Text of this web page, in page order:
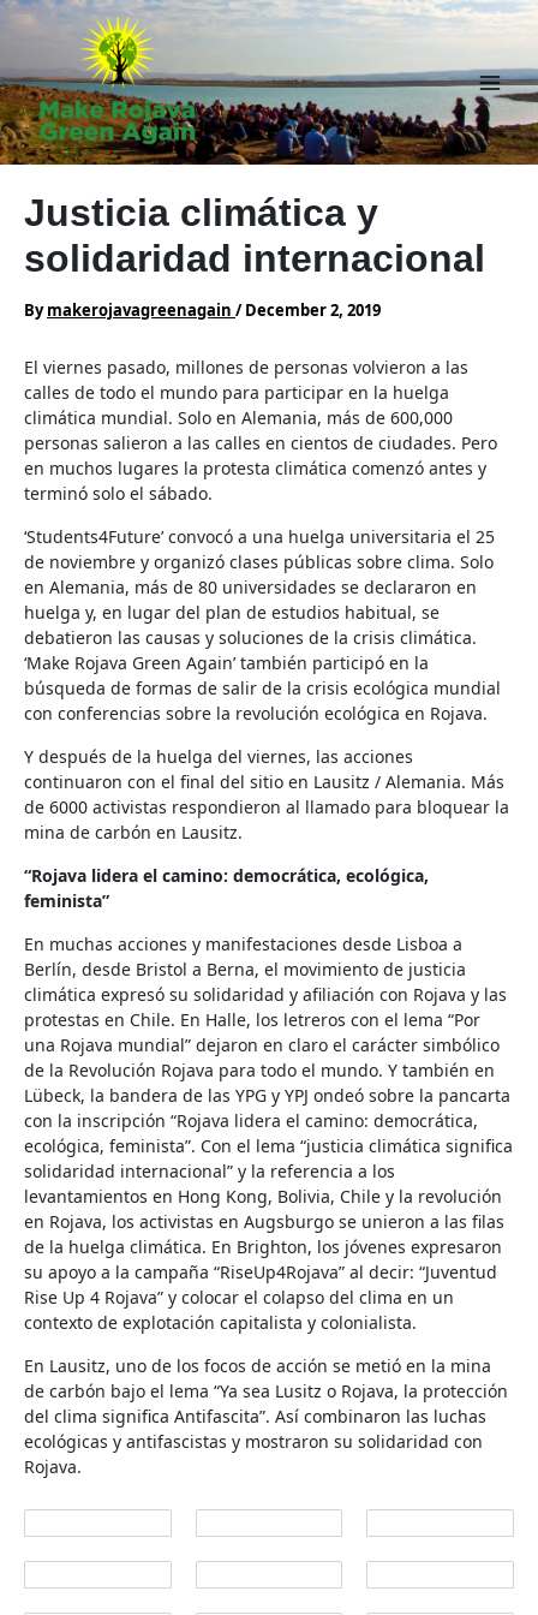
Skip
Main
Justicia climática y
solidaridad internacional
Bymakerojavagreenagain /December 2, 2019
El viernes pasado, millones de personas volvieron a las
calles de todo el mundo para participar en la huelga
climática mundial. Solo en Alemania, más de 600,000
personas salieron a las calles en cientos de ciudades. Pero
en muchos lugares la protesta climática comenzó antes y
terminó solo el sábado.
‘Students4Future’ convocó a una huelga universitaria el 25
de noviembre y organizó clases públicas sobre clima. Solo
en Alemania, más de 80 universidades se declararon en
huelga y, en lugar del plan de estudios habitual, se
debatieron las causas y soluciones de la crisis climática.
‘Make Rojava Green Again’ también participó en la
búsqueda de formas de salir de la crisis ecológica mundial
con conferencias sobre la revolución ecológica en Rojava.
Y después de la huelga del viernes, las acciones
continuaron con el final del sitio en Lausitz / Alemania. Más
de 6000 activistas respondieron al llamado para bloquear la
mina de carbón en Lausitz.
“Rojava lidera el camino: democrática, ecológica,
feminista”
En muchas acciones y manifestaciones desde Lisboa a
Berlín, desde Bristol a Berna, el movimiento de justicia
climática expresó su solidaridad y afiliación con Rojava y las
protestas en Chile. En Halle, los letreros con el lema “Por
una Rojava mundial” dejaron en claro el carácter simbólico
de la Revolución Rojava para todo el mundo. Y también en
Lübeck, la bandera de las YPG y YPJ ondeó sobre la pancarta
con la inscripción “Rojava lidera el camino: democrática,
ecológica, feminista”. Con el lema “justicia climática significa
solidaridad internacional” y la referencia a los
levantamientos en Hong Kong, Bolivia, Chile y la revolución
en Rojava, los activistas en Augsburgo se unieron a las filas
de la huelga climática. En Brighton, los jóvenes expresaron
su apoyo a la campaña “RiseUp4Rojava” al decir: “Juventud
Rise Up 4 Rojava” y colocar el colapso del clima en un
contexto de explotación capitalista y colonialista.
En Lausitz, uno de los focos de acción se metió en la mina
de carbón bajo el lema “Ya sea Lusitz o Rojava, la protección
del clima significa Antifascita”. Así combinaron las luchas
ecológicas y antifascistas y mostraron su solidaridad con
Rojava.